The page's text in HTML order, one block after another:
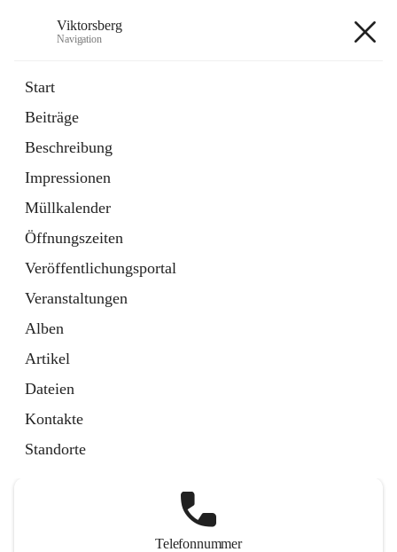
Viktorsberg
Navigation
Start
Beiträge
Beschreibung
Impressionen
Müllkalender
Öffnungszeiten
Veröffentlichungsportal
Veranstaltungen
Alben
Artikel
Dateien
Kontakte
Standorte
1 Schnellzugriff
Bürgerservice
10 Schnellzugriffe
Telefonnummer